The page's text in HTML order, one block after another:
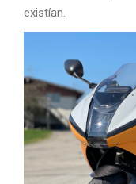
existían.